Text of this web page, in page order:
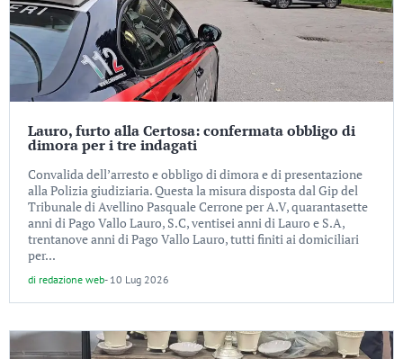
Lauro, furto alla Certosa: confermata obbligo di
dimora per i tre indagati
Convalida dell’arresto e obbligo di dimora e di presentazione
alla Polizia giudiziaria. Questa la misura disposta dal Gip del
Tribunale di Avellino Pasquale Cerrone per A.V, quarantasette
anni di Pago Vallo Lauro, S.C, ventisei anni di Lauro e S.A,
trentanove anni di Pago Vallo Lauro, tutti finiti ai domiciliari
per...
di redazione web- 10 Lug 2026